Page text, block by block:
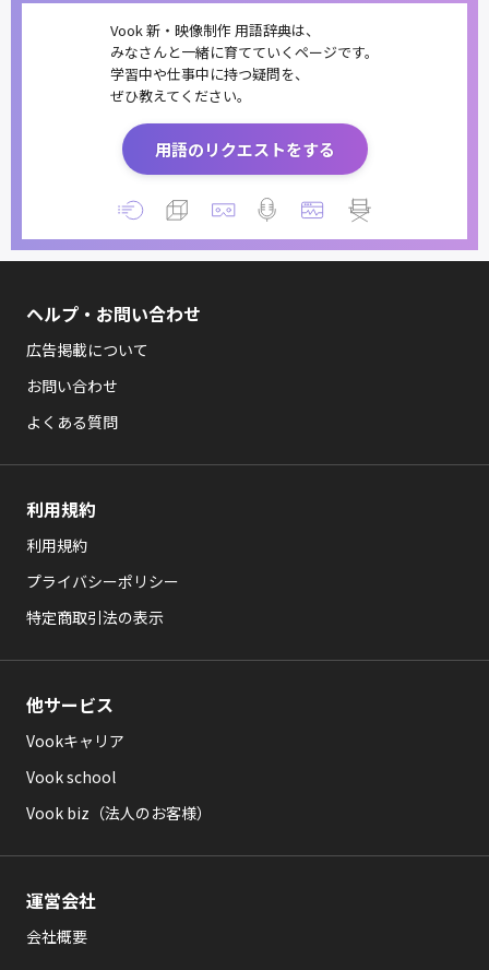
Vook 新・映像制作 用語辞典は、
みなさんと一緒に育てていくページです。
学習中や仕事中に持つ疑問を、
ぜひ教えてください。
用語のリクエストをする
ヘルプ・お問い合わせ
広告掲載について
お問い合わせ
よくある質問
利用規約
利用規約
プライバシーポリシー
特定商取引法の表示
他サービス
Vookキャリア
Vook school
Vook biz（法人のお客様）
運営会社
会社概要